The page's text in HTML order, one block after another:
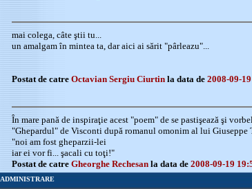
mai colega, câte ştii tu...
un amalgam în mintea ta, dar aici ai sărit "pârleazu"...
Postat de catre Octavian Sergiu Ciurtin la data de 2008-09-
În mare pană de inspiraţie acest "poem" de se pastişează şi
"Ghepardul" de Visconti după romanul omonim al lui Giuseppe
"noi am fost gheparzii-lei
iar ei vor fi... şacali cu toţi!"
Postat de catre Gheorghe Rechesan la data de 2008-09-19
ADMINISTRARE